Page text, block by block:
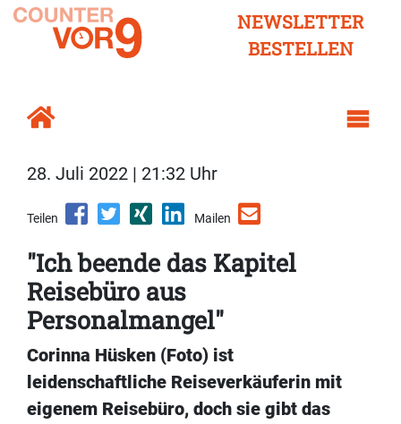
NEWSLETTER
BESTELLEN
28. Juli 2022 | 21:32 Uhr
Teilen Mailen
"Ich beende das Kapitel
Reisebüro aus
Personalmangel"
Corinna Hüsken (Foto) ist
leidenschaftliche Reiseverkäuferin mit
eigenem Reisebüro, doch sie gibt das